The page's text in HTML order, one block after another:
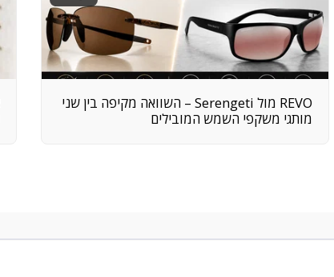
REVO מול Serengeti – השוואה מקיפה בין שני
מותגי משקפי השמש המובילים